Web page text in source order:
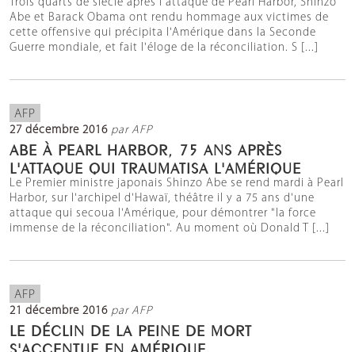
Trois quarts de siècle après l'attaque de Pearl Harbor, Shinzo
Abe et Barack Obama ont rendu hommage aux victimes de
cette offensive qui précipita l'Amérique dans la Seconde
Guerre mondiale, et fait l'éloge de la réconciliation. S [...]
AFP
27 décembre 2016 par AFP
ABE À PEARL HARBOR, 75 ANS APRÈS
L'ATTAQUE QUI TRAUMATISA L'AMÉRIQUE
Le Premier ministre japonais Shinzo Abe se rend mardi à Pearl
Harbor, sur l'archipel d'Hawaï, théâtre il y a 75 ans d'une
attaque qui secoua l'Amérique, pour démontrer "la force
immense de la réconciliation". Au moment où Donald T [...]
AFP
21 décembre 2016 par AFP
LE DÉCLIN DE LA PEINE DE MORT
S'ACCENTUE EN AMÉRIQUE